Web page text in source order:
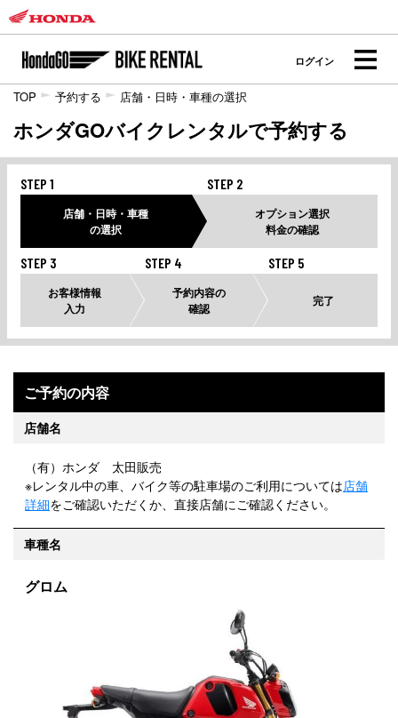
ログイン
TOP 予約する 店舗・日時・車種の選択
ホンダGOバイクレンタルで予約する
STEP 1
店舗・日時・車種
の選択
STEP 2
オプション選択
料金の確認
STEP 3
お客様情報
入力
STEP 4
予約内容の
確認
STEP 5
完了
ご予約の内容
店舗名
（有）ホンダ 太田販売
※レンタル中の車、バイク等の駐車場のご利用については店舗
詳細をご確認いただくか、直接店舗にご確認ください。
車種名
グロム